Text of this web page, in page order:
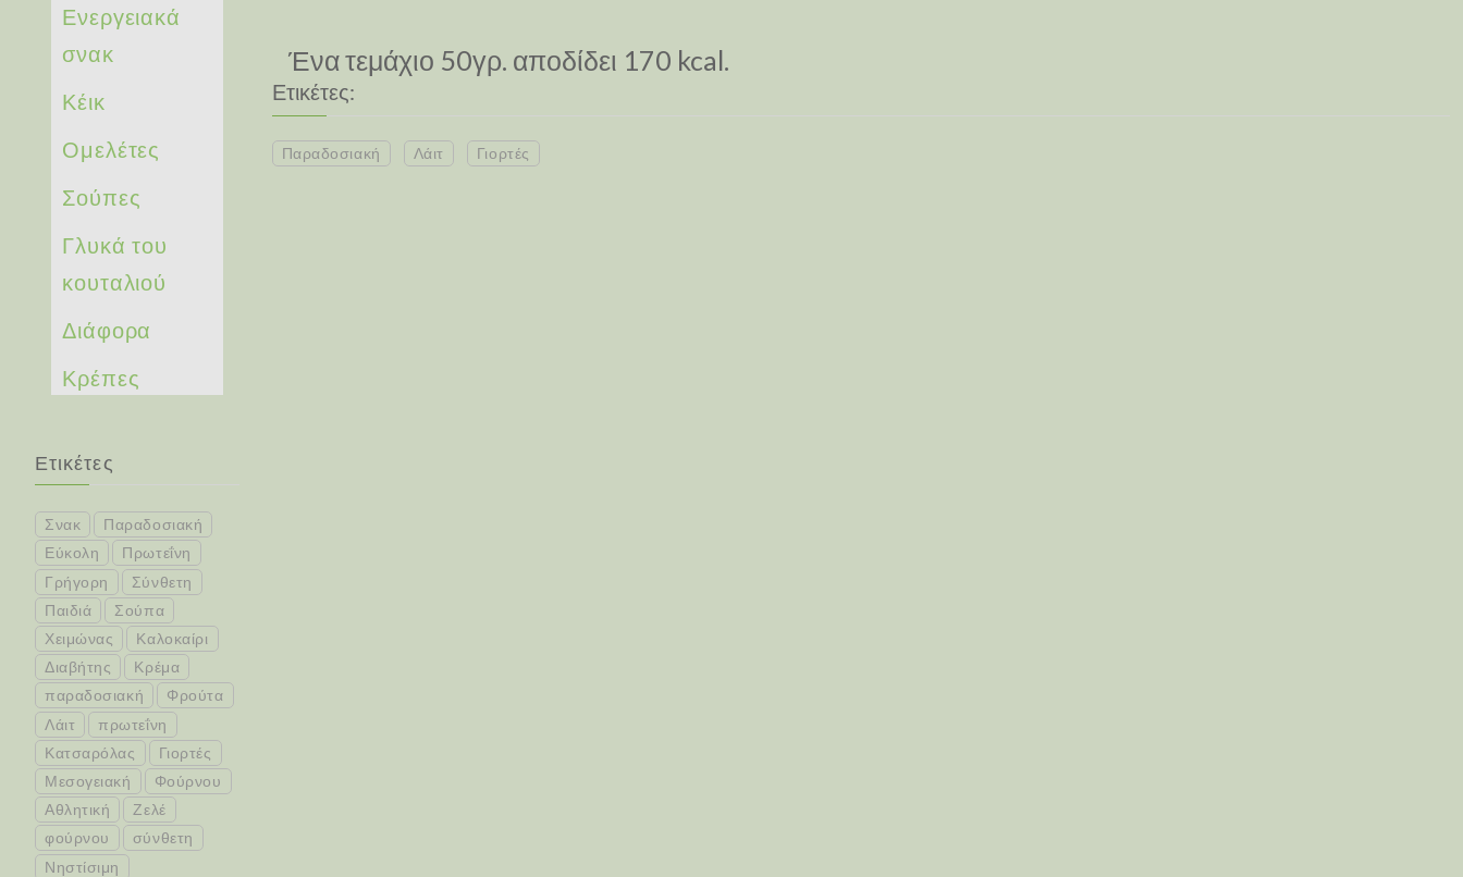
Ενεργειακά
σνακ
Κέικ
Ομελέτες
Σούπες
Γλυκά του
κουταλιού
Διάφορα
Κρέπες
Ετικέτες
Σνακ
Παραδοσιακή
Εύκολη
Πρωτεΐνη
Γρήγορη
Σύνθετη
Παιδιά
Σούπα
Χειμώνας
Καλοκαίρι
Διαβήτης
Κρέμα
παραδοσιακή
Φρούτα
Λάιτ
πρωτεΐνη
Κατσαρόλας
Γιορτές
Μεσογειακή
Φούρνου
Αθλητική
Ζελέ
φούρνου
σύνθετη
Νηστίσιμη
Ένα τεμάχιο 50γρ. αποδίδει 170 kcal.
Ετικέτες:
Παραδοσιακή Λάιτ Γιορτές